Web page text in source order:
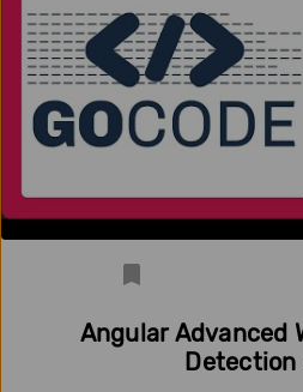
Angular Advanced
Detection